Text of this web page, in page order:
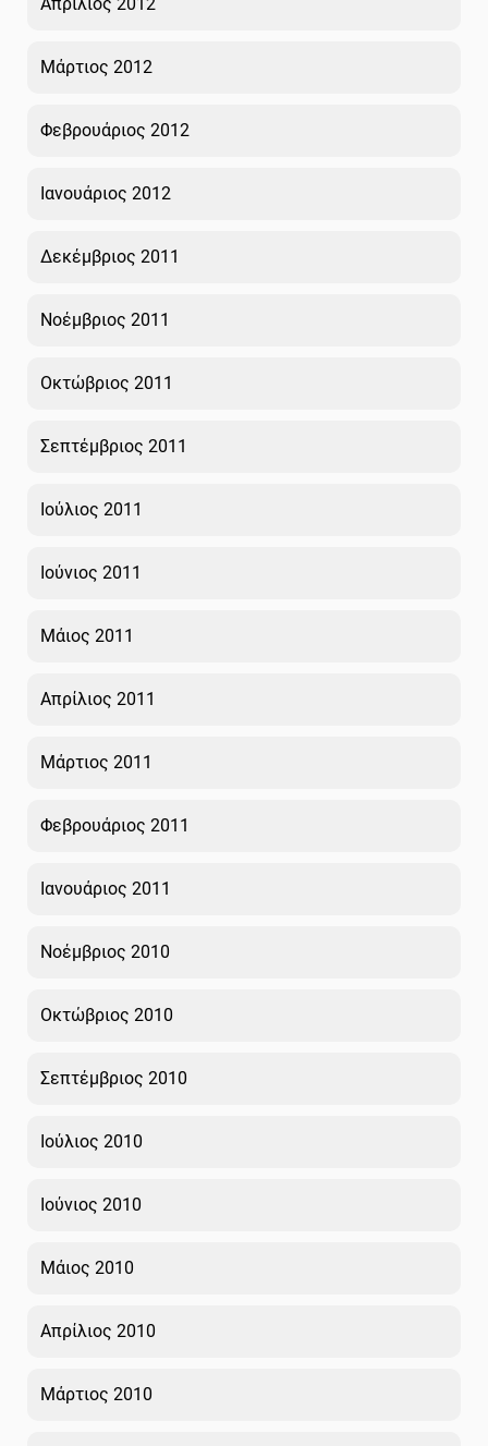
Απρίλιος 2012
Μάρτιος 2012
Φεβρουάριος 2012
Ιανουάριος 2012
Δεκέμβριος 2011
Νοέμβριος 2011
Οκτώβριος 2011
Σεπτέμβριος 2011
Ιούλιος 2011
Ιούνιος 2011
Μάιος 2011
Απρίλιος 2011
Μάρτιος 2011
Φεβρουάριος 2011
Ιανουάριος 2011
Νοέμβριος 2010
Οκτώβριος 2010
Σεπτέμβριος 2010
Ιούλιος 2010
Ιούνιος 2010
Μάιος 2010
Απρίλιος 2010
Μάρτιος 2010